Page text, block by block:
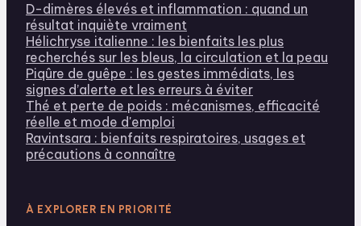
D-dimères élevés et inflammation : quand un
résultat inquiète vraiment
Hélichryse italienne : les bienfaits les plus
recherchés sur les bleus, la circulation et la peau
Piqûre de guêpe : les gestes immédiats, les
signes d’alerte et les erreurs à éviter
Thé et perte de poids : mécanismes, efficacité
réelle et mode d'emploi
Ravintsara : bienfaits respiratoires, usages et
précautions à connaître
À EXPLORER EN PRIORITÉ